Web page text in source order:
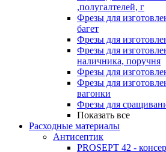
,полугалтелей, г
Фрезы для
багет
Фрезы для
Фрезы для
наличника, поручня
Фрезы для
Фрезы для
вагонки
Фрезы для
Показать все
Расходные материалы
Антисептик
PROSEPT 42 -